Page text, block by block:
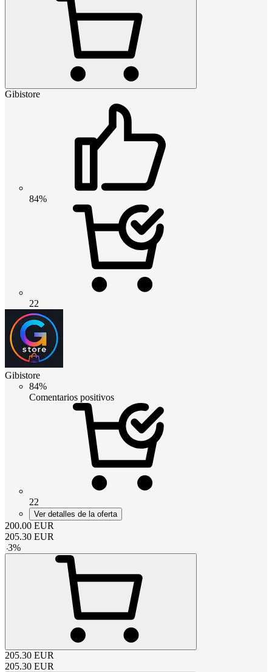
Gibistore
84%
22
Gibistore
84%
Comentarios positivos
22
Ver detalles de la oferta
200.00 EUR
205.30 EUR
-3%
205.30 EUR
205.30 EUR